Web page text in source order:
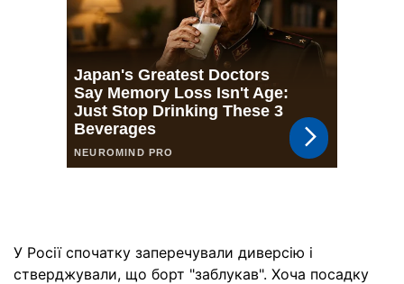
У Росії спочатку заперечували диверсію і
стверджували, що борт "заблукав". Хоча посадку